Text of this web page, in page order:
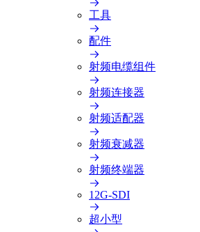
工具
配件
射频电缆组件
射频连接器
射频适配器
射频衰减器
射频终端器
12G-SDI
超小型